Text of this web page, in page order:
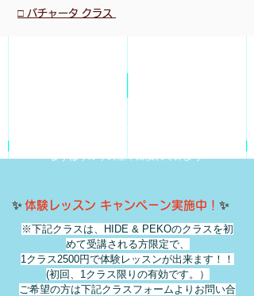
□ バチャータ クラス
​✨ 体験レッスン キャンペーン実施中！ ✨
※下記クラスは、HIDE & PEKOのクラスを初
めて受講される方限定で、
1クラス2500円で体験レッスンが出来ます！！
(初回、1クラス限りの有効です。）
ご希望の方は下記クラスフォームよりお問い合
​サルサがはじめての方はこちら！
⭐️まずはサルサの基本に慣れてみよう⭐️